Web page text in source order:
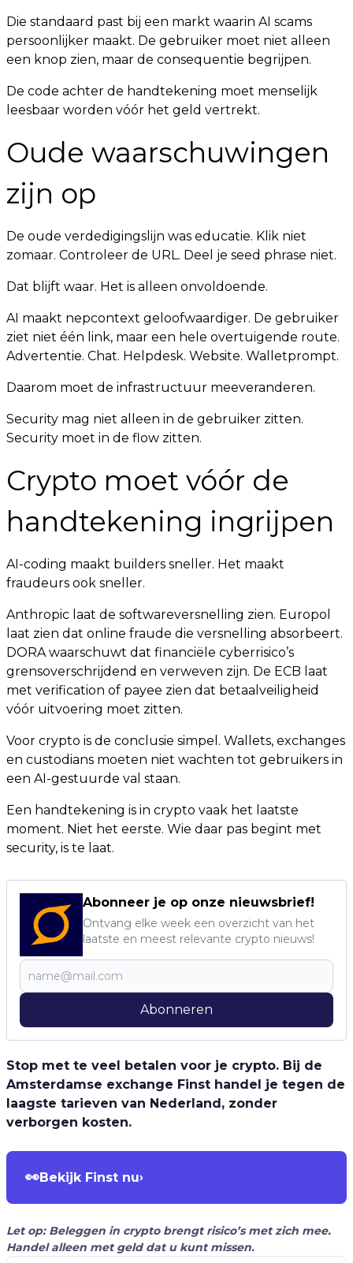
Die standaard past bij een markt waarin AI scams
persoonlijker maakt. De gebruiker moet niet alleen
een knop zien, maar de consequentie begrijpen.
De code achter de handtekening moet menselijk
leesbaar worden vóór het geld vertrekt.
Oude waarschuwingen
zijn op
De oude verdedigingslijn was educatie. Klik niet
zomaar. Controleer de URL. Deel je seed phrase niet.
Dat blijft waar. Het is alleen onvoldoende.
AI maakt nepcontext geloofwaardiger. De gebruiker
ziet niet één link, maar een hele overtuigende route.
Advertentie. Chat. Helpdesk. Website. Walletprompt.
Daarom moet de infrastructuur meeveranderen.
Security mag niet alleen in de gebruiker zitten.
Security moet in de flow zitten.
Crypto moet vóór de
handtekening ingrijpen
AI-coding maakt builders sneller. Het maakt
fraudeurs ook sneller.
Anthropic laat de softwareversnelling zien. Europol
laat zien dat online fraude die versnelling absorbeert.
DORA waarschuwt dat financiële cyberrisico’s
grensoverschrijdend en verweven zijn. De ECB laat
met verification of payee zien dat betaalveiligheid
vóór uitvoering moet zitten.
Voor crypto is de conclusie simpel. Wallets, exchanges
en custodians moeten niet wachten tot gebruikers in
een AI-gestuurde val staan.
Een handtekening is in crypto vaak het laatste
moment. Niet het eerste. Wie daar pas begint met
security, is te laat.
Abonneer je op onze nieuwsbrief!
Ontvang elke week een overzicht van het
laatste en meest relevante crypto nieuws!
Abonneren
Stop met te veel betalen voor je crypto. Bij de
Amsterdamse exchange Finst handel je tegen de
laagste tarieven van Nederland, zonder
verborgen kosten.
👀Bekijk Finst nu›
Let op: Beleggen in crypto brengt risico’s met zich mee.
Handel alleen met geld dat u kunt missen.